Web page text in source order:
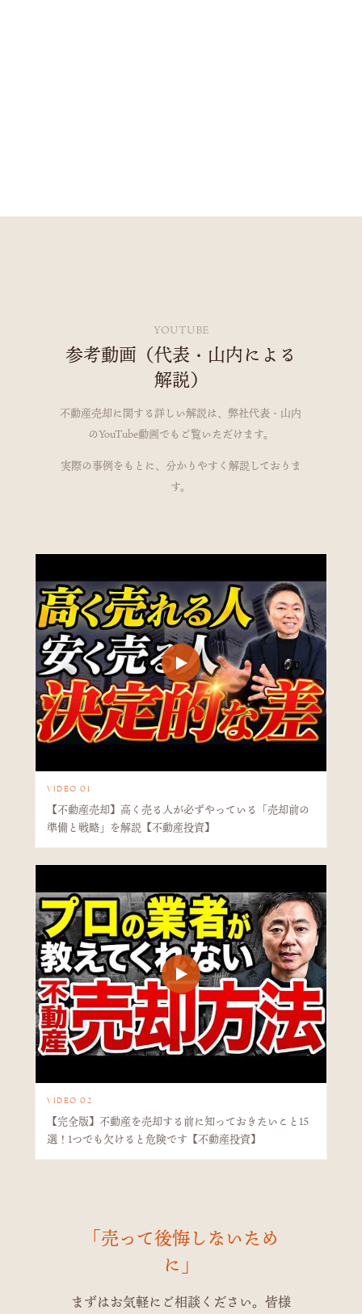
YOUTUBE
参考動画（代表・山内による
解説）
不動産売却に関する詳しい解説は、弊社代表・山内
のYouTube動画でもご覧いただけます。
実際の事例をもとに、分かりやすく解説しておりま
す。
VIDEO 01
【不動産売却】高く売る人が必ずやっている「売却前の
準備と戦略」を解説【不動産投資】
VIDEO 02
【完全版】不動産を売却する前に知っておきたいこと15
選！1つでも欠けると危険です【不動産投資】
「売って後悔しないため
に」
まずはお気軽にご相談ください。皆様